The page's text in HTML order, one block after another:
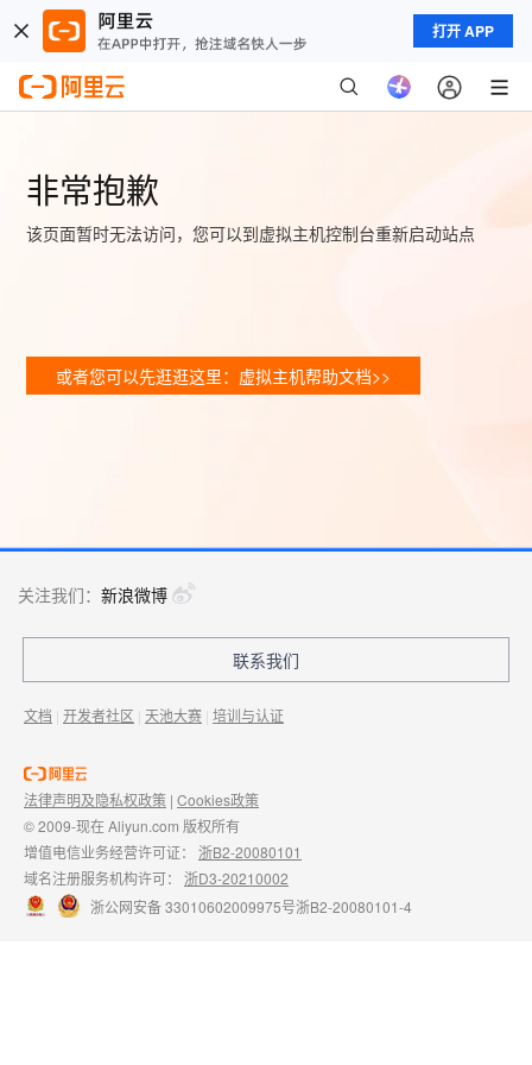
打开 APP
非常抱歉
该页面暂时无法访问，您可以到虚拟主机控制台重新启动站点
或者您可以先逛逛这里：虚拟主机帮助文档>>